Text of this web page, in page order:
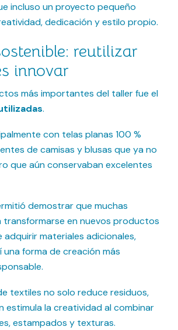
incluso un proyecto pequeño
dedicación y estilo propio.
reutilizar
innovar
más importantes del taller fue el
.
con telas planas 100 %
de camisas y blusas que ya no
que aún conservaban excelentes
demostrar que muchas
transformarse en nuevos productos
adquirir materiales adicionales,
forma de creación más
textiles no solo reduce residuos,
estimula la creatividad al combinar
estampados y texturas.